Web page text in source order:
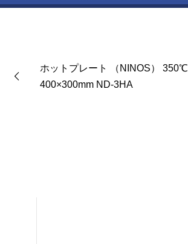
ホットプレート （NINOS） 350℃
400×300mm ND-3HA